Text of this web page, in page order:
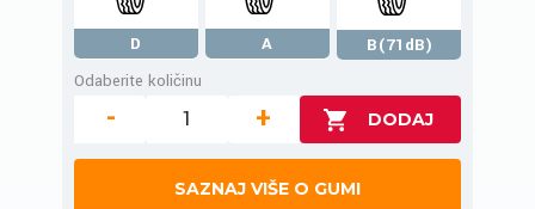
D A
B(71dB)
Odaberite količinu
- +
SAZNAJ VIŠE O GUMI